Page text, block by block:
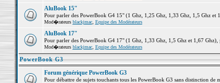
AluBook 15"
Pour parler des PowerBook G4 15" (1 Ghz, 1,25 Ghz, 1,33 Ghz, 1,5 Ghz et
Mod�rateurs blackjmac, Equipe des Modérateurs
AluBook 17"
Pour parler des PowerBook G4 17" (1 Ghz, 1,33 Ghz, 1,5 Ghz et 1,67 Ghz),
Mod�rateurs blackjmac, Equipe des Modérateurs
PowerBook G3
Forum générique PowerBook G3
Pour débattre de sujets touchants tous les PowerBook G3 sans distinction de